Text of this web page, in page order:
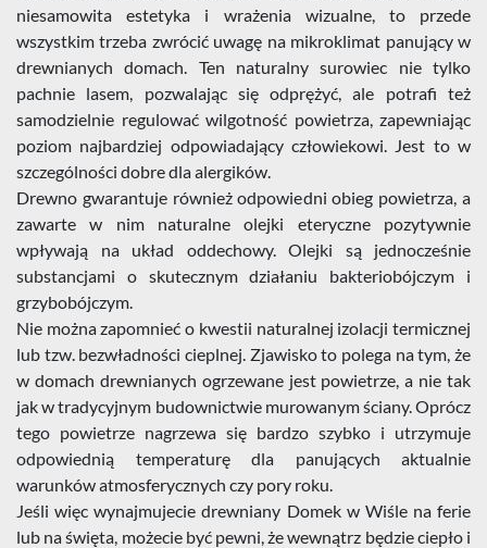
niesamowita estetyka i wrażenia wizualne, to przede
wszystkim trzeba zwrócić uwagę na mikroklimat panujący w
drewnianych domach. Ten naturalny surowiec nie tylko
pachnie lasem, pozwalając się odprężyć, ale potrafi też
samodzielnie regulować wilgotność powietrza, zapewniając
poziom najbardziej odpowiadający człowiekowi. Jest to w
szczególności dobre dla alergików.
Drewno gwarantuje również odpowiedni obieg powietrza, a
zawarte w nim naturalne olejki eteryczne pozytywnie
wpływają na układ oddechowy. Olejki są jednocześnie
substancjami o skutecznym działaniu bakteriobójczym i
grzybobójczym.
Nie można zapomnieć o kwestii naturalnej izolacji termicznej
lub tzw. bezwładności cieplnej. Zjawisko to polega na tym, że
w domach drewnianych ogrzewane jest powietrze, a nie tak
jak w tradycyjnym budownictwie murowanym ściany. Oprócz
tego powietrze nagrzewa się bardzo szybko i utrzymuje
odpowiednią temperaturę dla panujących aktualnie
warunków atmosferycznych czy pory roku.
Jeśli więc wynajmujecie drewniany Domek w Wiśle na ferie
lub na święta, możecie być pewni, że wewnątrz będzie ciepło i